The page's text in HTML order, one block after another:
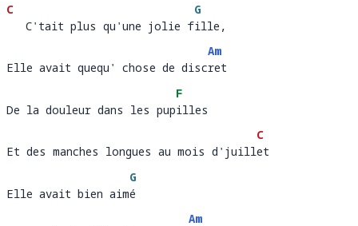
C
   C'tait plus qu'une jolie f
G
ille,
   C'tait plus qu'une jolie fille,
Elle avait quequ' chose de disc
Am
ret
Elle avait quequ' chose de discret
De la douleur dans les pup
F
ill
De la douleur dans les pupilles
Et des manches longues au mois d'juill
C
et
Et des manches longues au mois d'juillet
Elle avait bien aim
G
é
Elle avait bien aimé
Am